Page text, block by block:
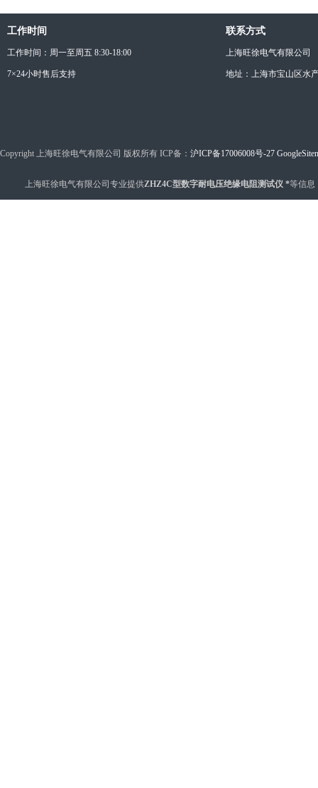
工作时间
工作时间：周一至周五 8:30-18:00
7×24小时售后支持
联系方式
上海旺徐电气有限公司
地址：上海市宝山区水
Copyright 上海旺徐电气有限公司 版权所有 ICP备： 沪ICP备17006008号-27
上海旺徐电气有限公司专业提供ZHZ4C型数字耐电压绝缘电阻测试仪 *等信息